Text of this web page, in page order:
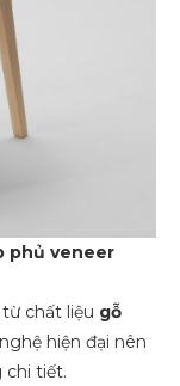
phủ veneer
chất liệu gỗ
hiện đại nên
chi tiết.